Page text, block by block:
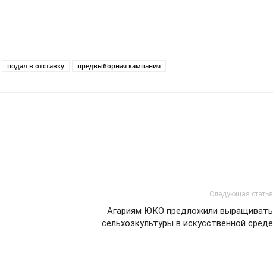
подал в отставку предвыборная кампания
Следующая статья
Агариям ЮКО предложили выращивать
сельхозкультуры в искусственной среде